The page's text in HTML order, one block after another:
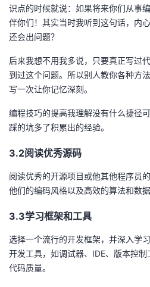
识点的时候就说：如果将来你们从事
伴你们！其实当时我听到这句话，内
还会出问题？
后来我想不用我多说，只要真正写过
到过这个问题。所以别人教你各种方
写一次让你记忆深刻。
编程技巧的提高我理解没有什么捷径
踩的坑多了积累出的经验。
3.2阅读优秀源码
阅读优秀的开源项目或他其他程序员
他们的编码风格以及高效的算法和数据
3.3学习框架和工具
选择一个流行的开发框架，并深入学
开发工具，如调试器、IDE、版本控
代码质量。